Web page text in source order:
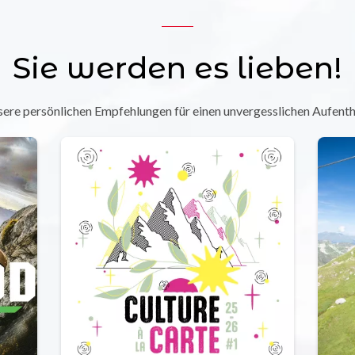
Sie werden es lieben!
persönlichen Empfehlungen für einen unvergesslichen